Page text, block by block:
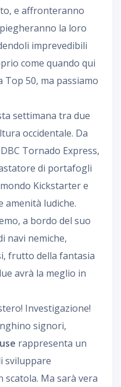
e affronteranno
la loro
imprevedibili
come quando qui
50, ma passiamo
settimana tra due
occidentale. Da
Tornado Express,
di portafogli
Kickstarter e
amenità ludiche.
a bordo del suo
navi nemiche,
frutto della fantasia
avrà la meglio in
Investigazione!
signori,
rappresenta un
sviluppare
scatola. Ma sarà vera